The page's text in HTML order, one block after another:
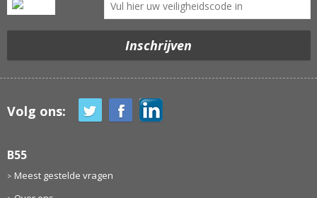
Volg ons:
B55
Meest gestelde vragen